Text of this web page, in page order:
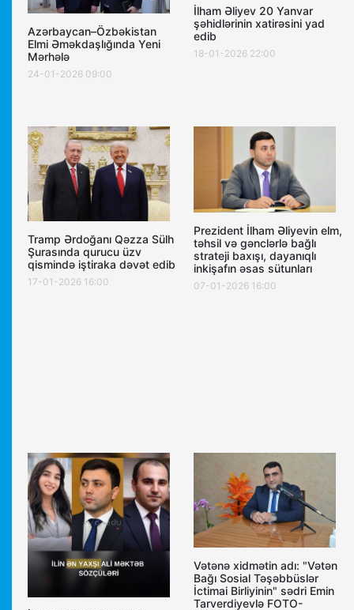
Azərbaycan–Özbəkistan
Elmi Əməkdaşlığında Yeni
Mərhələ
24-01-2026 09:00
İlham Əliyev 20 Yanvar
şəhidlərinin xatirəsini yad
edib
18-01-2026 22:00
Tramp Ərdoğanı Qəzza Sülh
Şurasında qurucu üzv
qismində iştiraka dəvət edib
17-01-2026 16:00
Prezident İlham Əliyevin elm,
təhsil və gənclərlə bağlı
strateji baxışı, dayanıqlı
inkişafın əsas sütunları
07-01-2026 16:00
Vətənə xidmətin adı: "Vətən
Bağı Sosial Təşəbbüslər
İctimai Birliyinin" sədri Emin
Tarverdiyevlə FOTO-